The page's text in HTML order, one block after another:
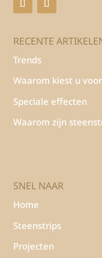
RECENTE
Trends
Waarom kiest u
Speciale effecten
Waarom zijn
SNEL NAAR
Home
Steenstrips
Projecten